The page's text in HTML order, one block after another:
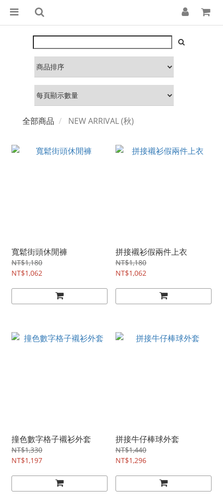
全部商品 NEW ARRIVAL (秋)
寬鬆街頭休閒褲
NT$1,180
NT$1,062
拼接襯衫假兩件上衣
NT$1,180
NT$1,062
撞色數字格子襯衫外套
NT$1,330
NT$1,197
拼接牛仔棒球外套
NT$1,440
NT$1,296